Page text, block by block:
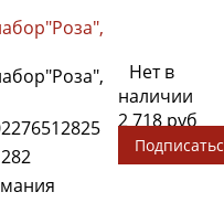
Нет в
наличии
2 718 руб